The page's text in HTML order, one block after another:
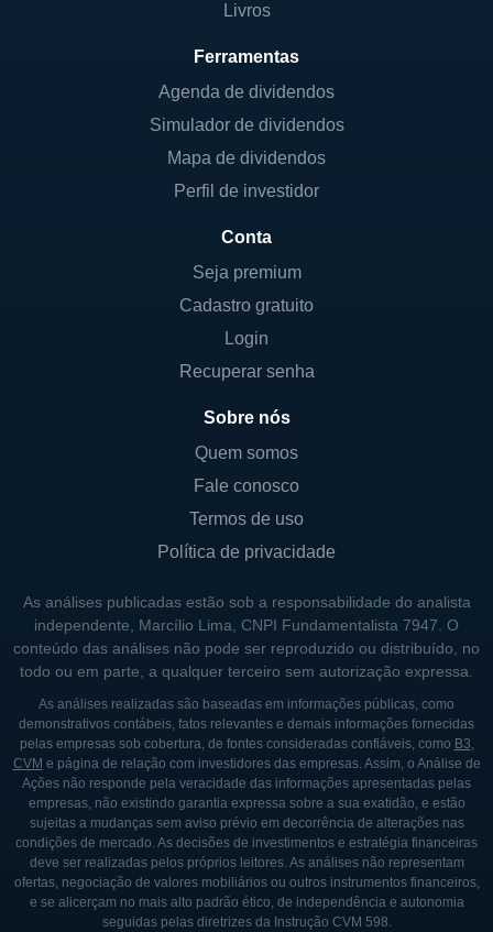
Livros
Ferramentas
Agenda de dividendos
Simulador de dividendos
Mapa de dividendos
Perfil de investidor
Conta
Seja premium
Cadastro gratuito
Login
Recuperar senha
Sobre nós
Quem somos
Fale conosco
Termos de uso
Política de privacidade
As análises publicadas estão sob a responsabilidade do analista
independente, Marcílio Lima, CNPI Fundamentalista 7947. O
conteúdo das análises não pode ser reproduzido ou distribuído, no
todo ou em parte, a qualquer terceiro sem autorização expressa.
As análises realizadas são baseadas em informações públicas, como
demonstrativos contábeis, fatos relevantes e demais informações fornecidas
pelas empresas sob cobertura, de fontes consideradas confiáveis, como B3,
CVM e página de relação com investidores das empresas. Assim, o Análise de
Ações não responde pela veracidade das informações apresentadas pelas
empresas, não existindo garantia expressa sobre a sua exatidão, e estão
sujeitas a mudanças sem aviso prévio em decorrência de alterações nas
condições de mercado. As decisões de investimentos e estratégia financeiras
deve ser realizadas pelos próprios leitores. As análises não representam
ofertas, negociação de valores mobiliários ou outros instrumentos financeiros,
e se alicerçam no mais alto padrão ético, de independência e autonomia
seguidas pelas diretrizes da Instrução CVM 598.